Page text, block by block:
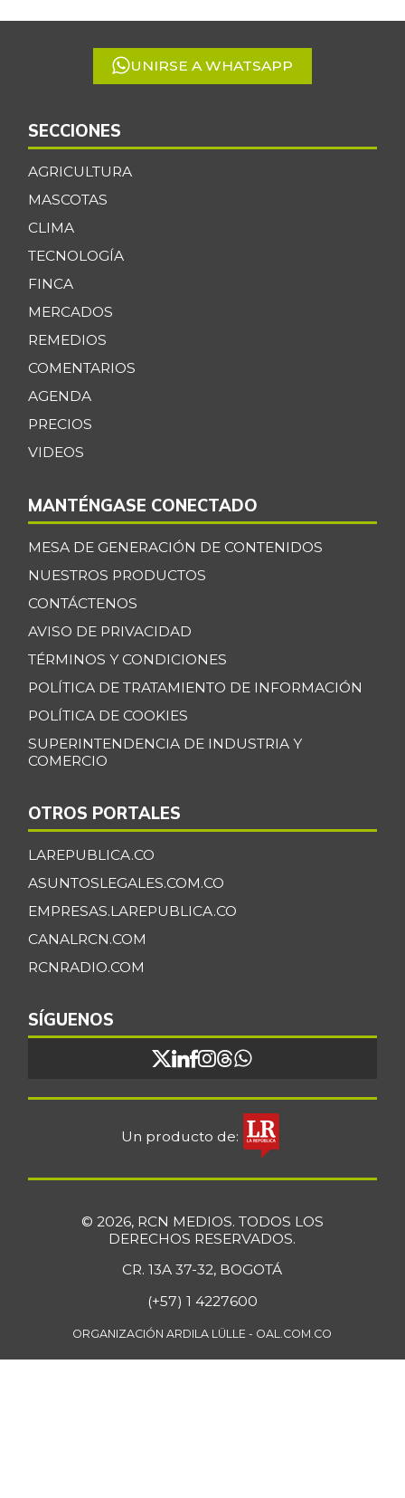
5
UNIRSE A WHATSAPP
SECCIONES
AGRICULTURA
MASCOTAS
CLIMA
TECNOLOGÍA
FINCA
MERCADOS
REMEDIOS
COMENTARIOS
AGENDA
PRECIOS
VIDEOS
MANTÉNGASE CONECTADO
MESA DE GENERACIÓN DE CONTENIDOS
NUESTROS PRODUCTOS
CONTÁCTENOS
AVISO DE PRIVACIDAD
TÉRMINOS Y CONDICIONES
POLÍTICA DE TRATAMIENTO DE INFORMACIÓN
POLÍTICA DE COOKIES
SUPERINTENDENCIA DE INDUSTRIA Y
COMERCIO
OTROS PORTALES
LAREPUBLICA.CO
ASUNTOSLEGALES.COM.CO
EMPRESAS.LAREPUBLICA.CO
CANALRCN.COM
RCNRADIO.COM
SÍGUENOS
Un producto de:
© 2026, RCN MEDIOS. TODOS LOS
DERECHOS RESERVADOS.
CR. 13A 37-32, BOGOTÁ
(+57) 1 4227600
ORGANIZACIÓN ARDILA LÜLLE - OAL.COM.CO